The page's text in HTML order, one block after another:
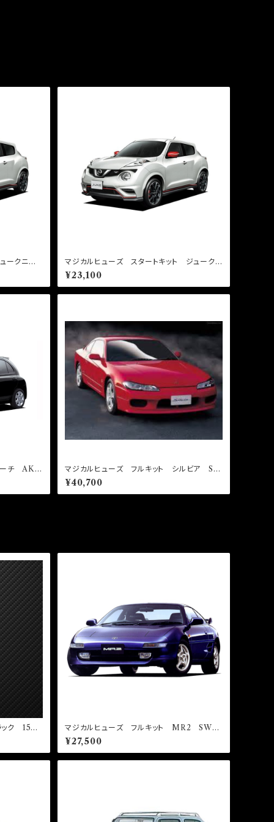
ークニス
マジカルヒューズ スタートキット ジュークニ
スモ NF15 MFN297 21個
¥23,100
ーチ AK1
マジカルヒューズ フルキット シルビア S15
AT ハロゲン MFNF296 37個
¥40,700
ック 150
マジカルヒューズ フルキット MR2 SW20
2型～4型 MFTF528 25個
¥27,500